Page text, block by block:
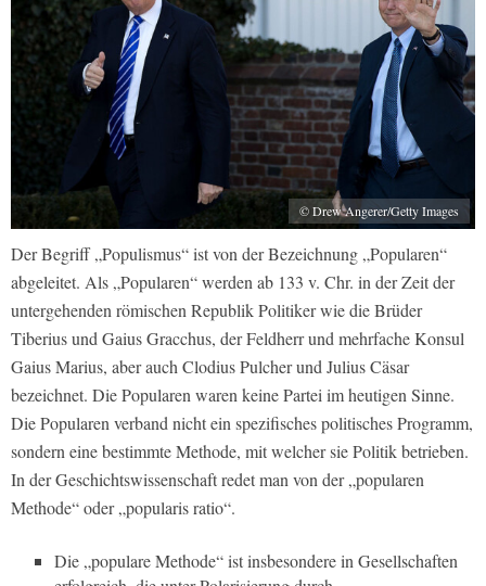
© Drew Angerer/Getty Images
Der Begriff „Populismus“ ist von der Bezeichnung „Popularen“
abgeleitet. Als „Popula­ren“ werden ab 133 v. Chr. in der Zeit der
untergehenden römischen Republik Politiker wie die Brüder
Tiberius und Gaius Gracchus, der Feldherr und mehrfache Konsul
Gaius Marius, aber auch Clodius Pulcher und Julius Cäsar
bezeichnet. Die Popularen waren keine Partei im heutigen Sinne.
Die Popularen verband nicht ein spezifisches politisches Programm,
sondern eine bestimmte Methode, mit welcher sie Politik betrieben.
In der Geschichtswissenschaft redet man von der „popularen
Methode“ oder „popularis ratio“.
Die „populare Methode“ ist insbesondere in Gesellschaften